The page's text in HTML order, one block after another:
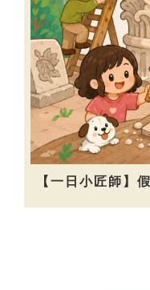
【一日小匠師】